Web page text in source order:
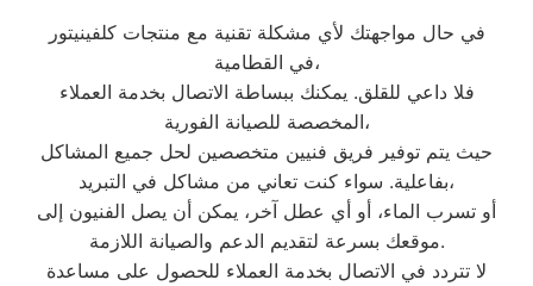
في حال مواجهتك لأي مشكلة تقنية مع منتجات كلفينيتور
في القطامية،
فلا داعي للقلق. يمكنك ببساطة الاتصال بخدمة العملاء
المخصصة للصيانة الفورية،
حيث يتم توفير فريق فنيين متخصصين لحل جميع المشاكل
بفاعلية. سواء كنت تعاني من مشاكل في التبريد،
أو تسرب الماء، أو أي عطل آخر، يمكن أن يصل الفنيون إلى
موقعك بسرعة لتقديم الدعم والصيانة اللازمة.
لا تتردد في الاتصال بخدمة العملاء للحصول على مساعدة